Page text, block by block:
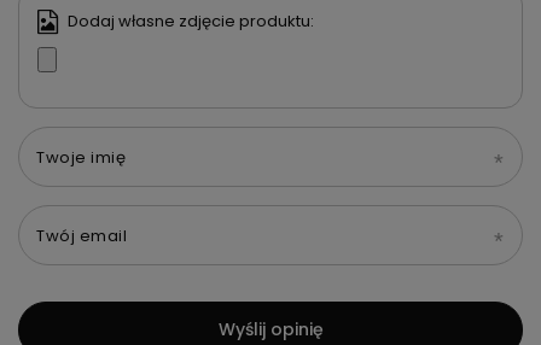
Dodaj własne zdjęcie produktu:
Twoje imię
Twój email
Wyślij opinię